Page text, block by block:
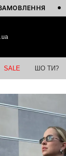
SALE ШО ТИ?